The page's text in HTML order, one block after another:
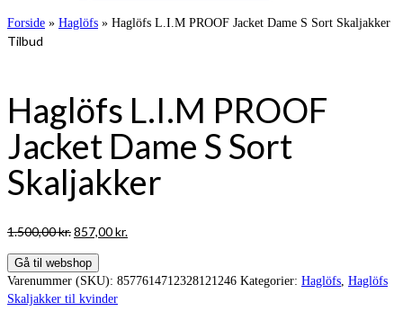
Forside » Haglöfs » Haglöfs L.I.M PROOF Jacket Dame S Sort Skaljakker
Tilbud
Haglöfs L.I.M PROOF
Jacket Dame S Sort
Skaljakker
1.500,00kr.Den
pris
var:
1.500,00 kr..
857,00kr.
er:
Gå til webshop
Varenummer (SKU): 8577614712328121246 Kategorier: Haglöfs Haglöfs
Skaljakker til kvinder